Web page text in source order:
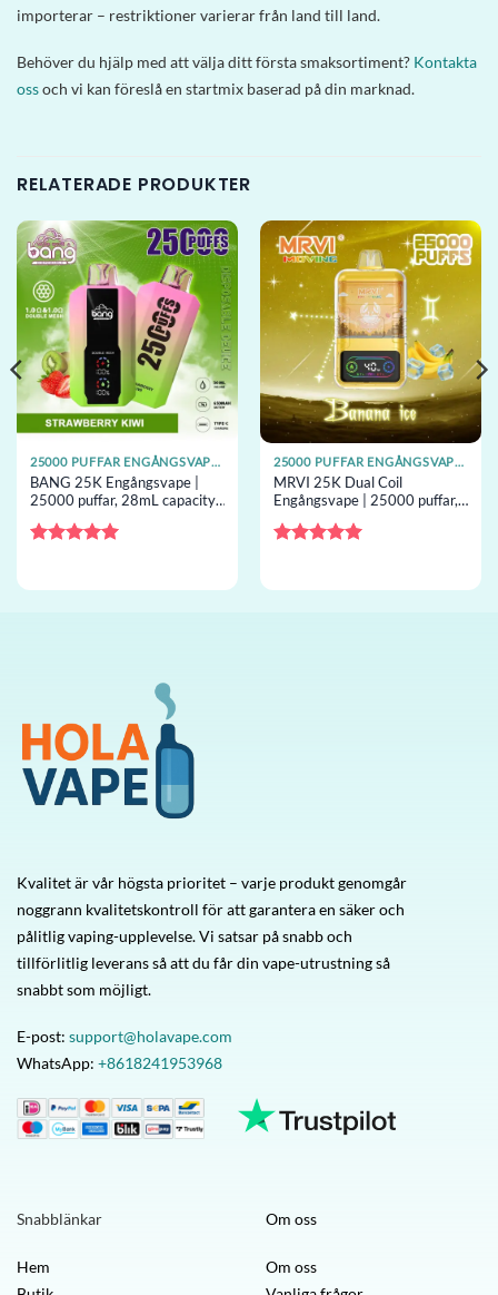
importerar – restriktioner varierar från land till land.
Behöver du hjälp med att välja ditt första smaksortiment? Kontakta
ossoch vi kan föreslå en startmix baserad på din marknad.
RELATERADE PRODUKTER
25000 PUFFAR ENGÅNGSVAPES
BANG 25K Engångsvape |
25000 puffar, 28mL capacity,
mesh-coil, engångsvape
grossist
25000 PUFFAR ENGÅNGSVAPES
MRVI 25K Dual Coil
Engångsvape | 25000 puffar,
dual coil, 28mL capacity,
engångsvape grossist
Kvalitet är vår högsta prioritet – varje produkt genomgår
noggrann kvalitetskontroll för att garantera en säker och
pålitlig vaping-upplevelse. Vi satsar på snabb och
tillförlitlig leverans så att du får din vape-utrustning så
snabbt som möjligt.
E-post: support@holavape.com
WhatsApp: +8618241953968
Snabblänkar
Hem
Om oss
Om oss